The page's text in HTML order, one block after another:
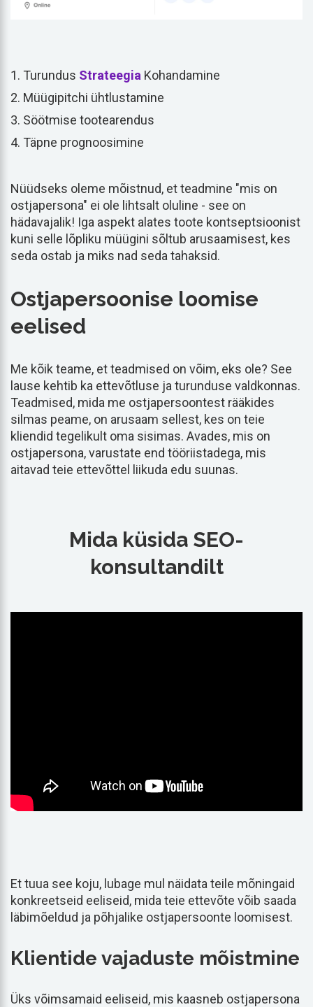
Turundus Strateegia Kohandamine
Müügipitchi ühtlustamine
Söötmise tootearendus
Täpne prognoosimine
Nüüdseks oleme mõistnud, et teadmine "mis on
ostjapersona" ei ole lihtsalt oluline - see on
hädavajalik! Iga aspekt alates toote kontseptsioonist
kuni selle lõpliku müügini sõltub arusaamisest, kes
seda ostab ja miks nad seda tahaksid.
Ostjapersoonise loomise
eelised
Me kõik teame, et teadmised on võim, eks ole? See
lause kehtib ka ettevõtluse ja turunduse valdkonnas.
Teadmised, mida me ostjapersoontest rääkides
silmas peame, on arusaam sellest, kes on teie
kliendid tegelikult oma sisimas. Avades, mis on
ostjapersona, varustate end tööriistadega, mis
aitavad teie ettevõttel liikuda edu suunas.
Mida küsida SEO-
konsultandilt
Et tuua see koju, lubage mul näidata teile mõningaid
konkreetseid eeliseid, mida teie ettevõte võib saada
läbimõeldud ja põhjalike ostjapersoonte loomisest.
Klientide vajaduste mõistmine
Üks võimsamaid eeliseid, mis kaasneb ostjapersona